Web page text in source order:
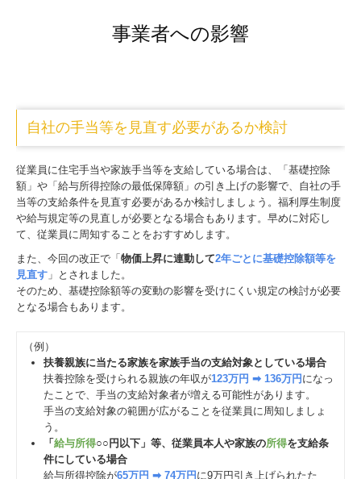
事業者への影響
自社の手当等を見直す必要があるか検討
従業員に住宅手当や家族手当等を支給している場合は、「基礎控除
額」や「給与所得控除の最低保障額」の引き上げの影響で、自社の手
当等の支給条件を見直す必要があるか検討しましょう。福利厚生制度
や給与規定等の見直しが必要となる場合もあります。早めに対応し
て、従業員に周知することをおすすめします。
また、今回の改正で「 物価上昇に連動して2年ごとに基礎控除額等を
見直す 」とされました。
そのため、基礎控除額等の変動の影響を受けにくい規定の検討が必要
となる場合もあります。
（例）
扶養親族に当たる家族を家族手当の支給対象としている場合
扶養控除を受けられる親族の年収が123万円 ➡ 136万円 になっ
たことで、手当の支給対象者が増える可能性があります。
手当の支給対象の範囲が広がることを従業員に周知しましょ
う。
「 給与所得○○円以下」等、従業員本人や家族の所得を支給条
件にしている場合
給与所得控除が65万円 ➡ 74万円 に9万円引き上げられたた